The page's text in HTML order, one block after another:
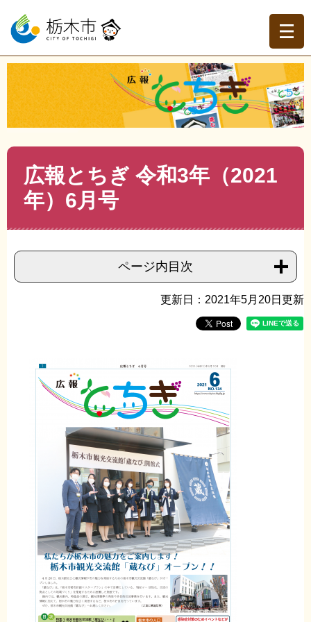
ー
の
先
頭
で
す。
ニ
ー
を
飛
ば
し
て
本
現在地
トップページ > 広報とちぎ >広報とちぎバックナンバー>
令和3年（2021年） 広報とちぎ>>広報とちぎ 令和3年
（2021年）6月号
広報とちぎ 令和3年（2021
年）6月号
ページ内目次
更新日：2021年5月20日更新